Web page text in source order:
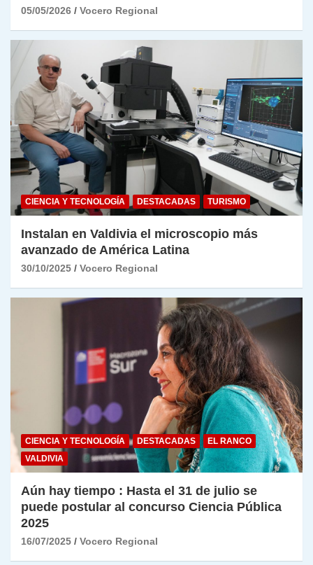
05/05/2026 Vocero Regional
CIENCIA Y TECNOLOGÍA DESTACADAS TURISMO
Instalan en Valdivia el microscopio más
avanzado de América Latina
30/10/2025 Vocero Regional
CIENCIA Y TECNOLOGÍA DESTACADAS
EL RANCO
VALDIVIA
Aún hay tiempo : Hasta el 31 de julio se
puede postular al concurso Ciencia Pública
2025
16/07/2025 Vocero Regional